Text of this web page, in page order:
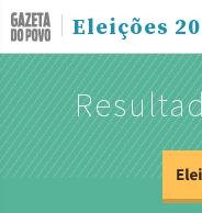
Eleições